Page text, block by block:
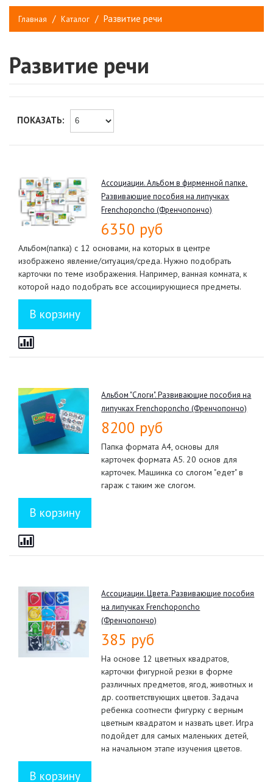
Главная Каталог Развитие речи
Развитие речи
ПОКАЗАТЬ:
Ассоциации. Альбом в фирменной папке.
Развивающие пособия на липучках
Frenchoponcho (Френчопончо)
6350 руб
Альбом(папка) с 12 основами, на которых в центре
изображено явление/ситуация/среда. Нужно подобрать
карточки по теме изображения. Например, ванная комната, к
которой надо подобрать все ассоциирующиеся предметы.
Альбом "Слоги". Развивающие пособия на
липучках Frenchoponcho (Френчопончо)
8200 руб
Папка формата А4, основы для
карточек формата А5. 20 основ для
карточек. Машинка со слогом "едет" в
гараж с таким же слогом.
Ассоциации. Цвета. Развивающие пособия
на липучках Frenchoponcho
(Френчопончо)
385 руб
На основе 12 цветных квадратов,
карточки фигурной резки в форме
различных предметов, ягод, животных и
др. соответствующих цветов. Задача
ребенка соотнести фигурку с верным
цветным квадратом и назвать цвет. Игра
подойдет для самых маленьких детей,
на начальном этапе изучения цветов.